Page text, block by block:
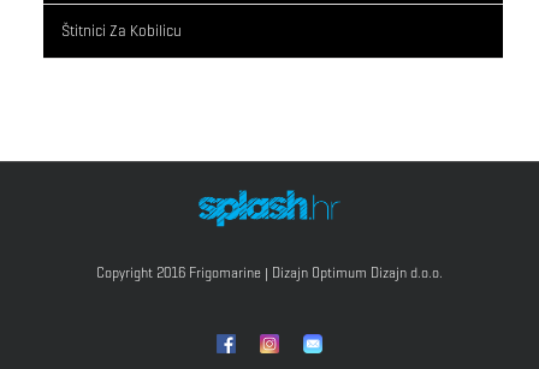
Štitnici Za Kobilicu
Copyright 2016 Frigomarine | Dizajn Optimum Dizajn d.o.o.